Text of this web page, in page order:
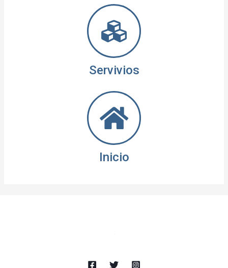
Servivios
Inicio